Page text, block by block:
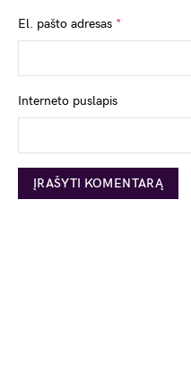
El. pašto adresas *
Interneto puslapis